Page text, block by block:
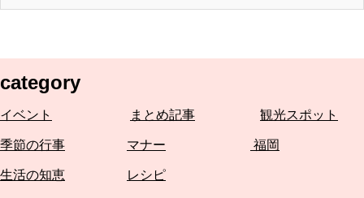
category
イベント まとめ記事 観光スポット
季節の行事 マナー 福岡
生活の知恵 レシピ